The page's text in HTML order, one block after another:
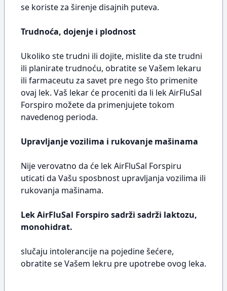
se koriste za širenje disajnih puteva.
Trudnoća, dojenje i plodnost
Ukoliko ste trudni ili dojite, mislite da ste trudni
ili planirate trudnoću, obratite se Vašem lekaru
ili farmaceutu za savet pre nego što primenite
ovaj lek. Vaš lekar će proceniti da li lek AirFluSal
Forspiro možete da primenjujete tokom
navedenog perioda.
Upravljanje vozilima i rukovanje mašinama
Nije verovatno da će lek AirFluSal Forspiru
uticati da Vašu sposbnost upravljanja vozilima ili
rukovanja mašinama.
Lek AirFluSal Forspiro sadrži sadrži laktozu,
monohidrat.
slučaju intolerancije na pojedine šećere,
obratite se Vašem lekru pre upotrebe ovog leka.